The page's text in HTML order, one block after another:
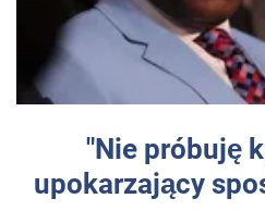
"Nie próbuję
upokarzający